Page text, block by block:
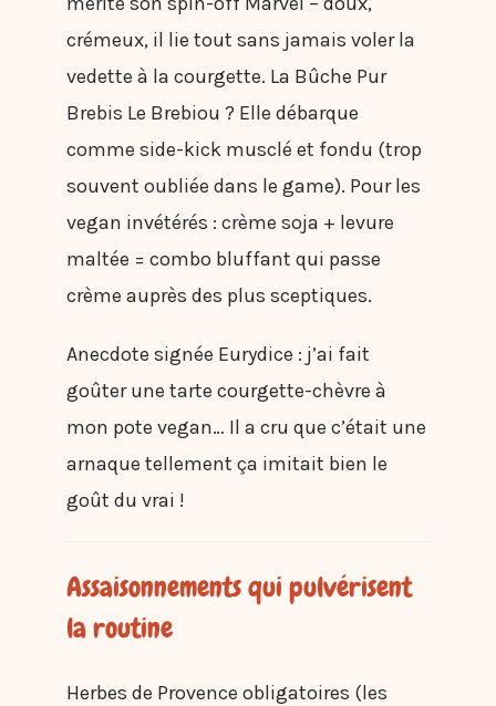
crémeux, il lie tout sans jamais voler la
vedette à la courgette. La Bûche Pur
Brebis Le Brebiou ? Elle débarque
comme side-kick musclé et fondu (trop
souvent oubliée dans le game). Pour les
vegan invétérés : crème soja + levure
maltée = combo bluffant qui passe
crème auprès des plus sceptiques.
Anecdote signée Eurydice : j’ai fait
goûter une tarte courgette-chèvre à
mon pote vegan… Il a cru que c’était une
arnaque tellement ça imitait bien le
goût du vrai !
Assaisonnements qui pulvérisent
la routine
Herbes de Provence obligatoires (les